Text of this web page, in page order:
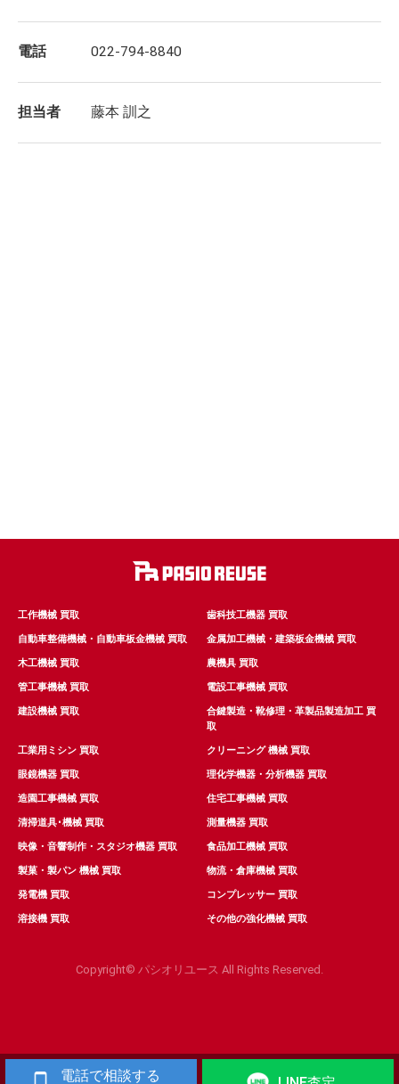
電話 022-794-8840
担当者 藤本 訓之
電話で相談する
工作機械 買取 歯科技工機器 買取
自動車整備機械・自動車板金機械 買取 金属加工機械・建築板金機械 買取
木工機械 買取 農機具 買取
管工事機械 買取 電設工事機械 買取
建設機械 買取
合鍵製造・靴修理・革製品製造加工 買
取
工業用ミシン 買取 クリーニング 機械 買取
眼鏡機器 買取 理化学機器・分析機器 買取
造園工事機械 買取 住宅工事機械 買取
清掃道具･機械 買取 測量機器 買取
映像・音響制作・スタジオ機器 買取 食品加工機械 買取
製菓・製パン 機械 買取 物流・倉庫機械 買取
発電機 買取 コンプレッサー 買取
溶接機 買取 その他の強化機械 買取
Copyright© パシオリユース All Rights Reserved.